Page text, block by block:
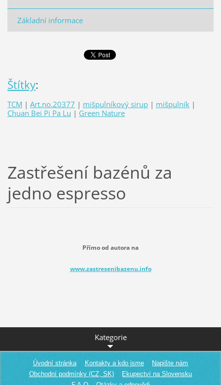
Základní informace
Štítky:
TCM | Art.no.20377 | mišpulníkový sirup | mišpulník |
Chuan Bei Pi Pa Lu | Green Nature
Zastřešení bazénů za
jedno espresso
Přímo od autora na
www.zastresenibazenu.info
Kategorie
Úvodní stránka Kontakty a kdo jsme
Napište nám
Obchodní podmínky (CZ, SK)
Ekupectví na Slovensku